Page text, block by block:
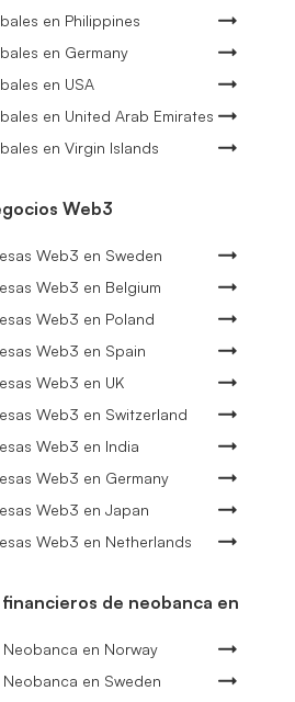
en Philippines
en Germany
en USA
en United Arab Emirates
en Virgin Islands
Web3
Web3 en Sweden
Web3 en Belgium
Web3 en Poland
Web3 en Spain
Web3 en UK
Web3 en Switzerland
Web3 en India
Web3 en Germany
Web3 en Japan
Web3 en Netherlands
de neobanca en
en Norway
en Sweden